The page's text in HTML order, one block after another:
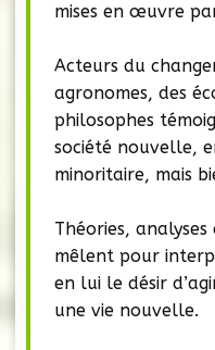
mises en œuvre
Acteurs du
agronomes, des
philosophes
société nouvelle,
minoritaire, mais
Théories,
mêlent pour
en lui le désir
une vie nouvelle.